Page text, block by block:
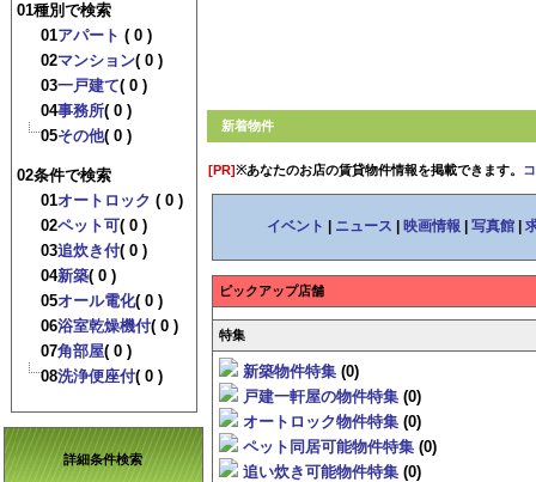
01種別で検索
01アパート ( 0 )
02マンション( 0 )
03一戸建て( 0 )
04事務所( 0 )
05その他( 0 )
02条件で検索
01オートロック ( 0 )
02ペット可( 0 )
03追炊き付( 0 )
04新築( 0 )
05オール電化( 0 )
06浴室乾燥機付( 0 )
07角部屋( 0 )
08洗浄便座付( 0 )
詳細条件検索
新着物件
[PR]※あなたのお店の賃貸物件情報を掲載できます。
イベント ニュース 映画情報 |写真館 |
ピックアップ店舗
特集
新築物件特集 (0)
戸建一軒屋の物件特集 (0)
オートロック物件特集 (0)
ペット同居可能物件特集 (0)
追い炊き可能物件特集 (0)